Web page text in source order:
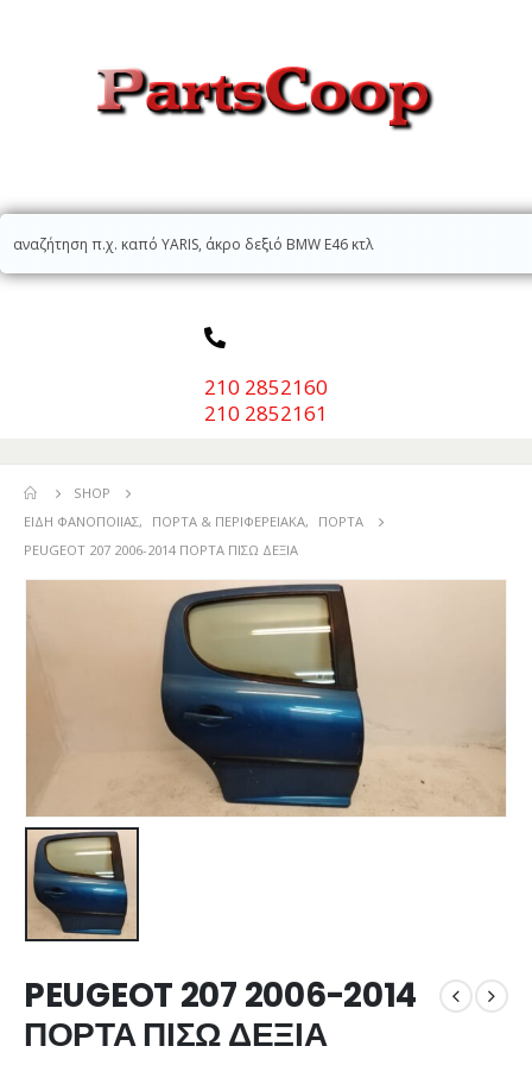
210 2852160
210 2852161
SHOP
ΕΊΔΗ ΦΑΝΟΠΟΙΊΑΣ, ΠΌΡΤΑ & ΠΕΡΙΦΕΡΕΙΑΚΆ,
ΠΌΡΤΑ
PEUGEOT 207 2006-2014 ΠΟΡΤΑ ΠΙΣΩ ΔΕΞΙΑ
PEUGEOT 207 2006-2014
ΠΟΡΤΑ ΠΙΣΩ ΔΕΞΙΑ